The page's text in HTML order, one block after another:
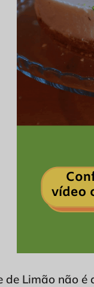
de Limão não